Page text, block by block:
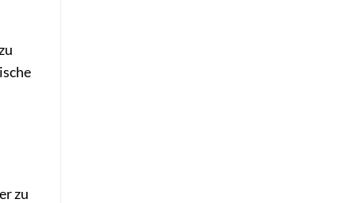
zu